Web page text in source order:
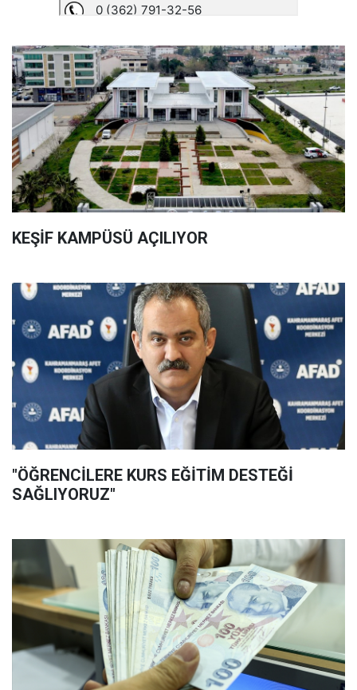
KEŞİF KAMPÜSÜ AÇILIYOR
"ÖĞRENCİLERE KURS EĞİTİM DESTEĞİ
SAĞLIYORUZ"